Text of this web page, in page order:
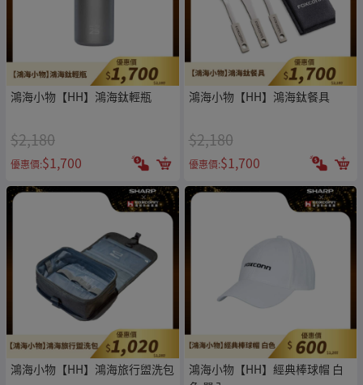
鴻海小物【HH】鴻海鈦輕瓶
$2,180
優惠價:$1,700
鴻海小物【HH】鴻海鈦餐具
$2,180
優惠價:$1,700
鴻海小物【HH】鴻海旅行盥洗包
鴻海小物【HH】經典棒球帽 白